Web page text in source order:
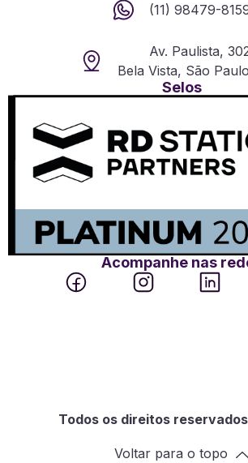
(11) 98479-
Av. Paulista,
Bela Vista, São
Selos
Acompanhe nas
Todos os direitos
Voltar para o topo